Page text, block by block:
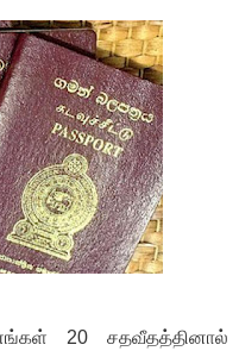
20 சதவீதத்தினால்